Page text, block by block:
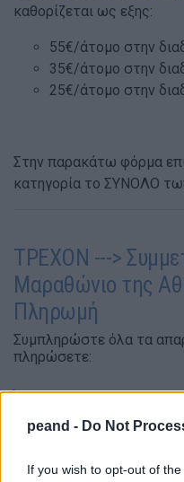
peand - Do Not
If you wish to opt-out of
καθορίζεται ως εξης:
55€/άτομο στην
35€/άτομο στην
25€/άτομο στην
Στην παρακάτω φόρμα
κατηγορία το ΣΥΝΟΛΟ
ΤΡΕΧΟΝ --->
Μαραθώνιο της
Πληρωμή
Συμπληρώστε όλα τα
πληρώσετε:
Όνομα: